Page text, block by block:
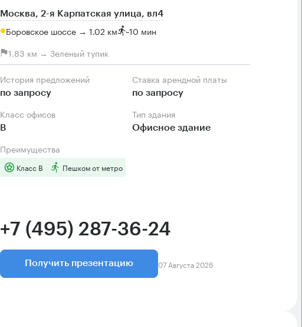
Москва, 2-я Карпатская улица, вл4
Боровское шоссе → 1.02 км ~10 мин
1.83 км → Зеленый тупик
История предложений
по запросу
Ставка арендной платы
по запросу
Класс офисов
B
Тип здания
Офисное здание
Преимущества
Класс B Пешком от метро
+7 (495) 287-36-24
Получить презентацию 07 Августа 2026